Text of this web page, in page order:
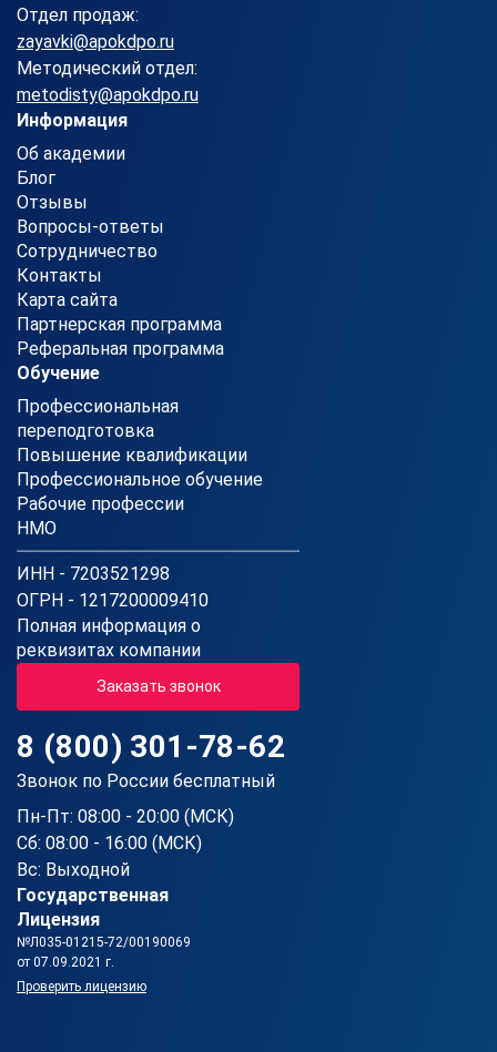
Отдел продаж:
zayavki@apokdpo.ru
Методический отдел:
metodisty@apokdpo.ru
Информация
Об академии
Блог
Отзывы
Вопросы-ответы
Сотрудничество
Контакты
Карта сайта
Партнерская программа
Реферальная программа
Обучение
Профессиональная
переподготовка
Повышение квалификации
Профессиональное обучение
Рабочие профессии
НМО
ИНН - 7203521298
ОГРН - 1217200009410
Полная информация о
реквизитах компании
Заказать звонок
8 (800) 301-78-62
Звонок по России бесплатный
Пн-Пт: 08:00 - 20:00 (МСК)
Сб: 08:00 - 16:00 (МСК)
Вс: Выходной
Государственная
Лицензия
№Л035-01215-72/00190069
от 07.09.2021 г.
Проверить лицензию